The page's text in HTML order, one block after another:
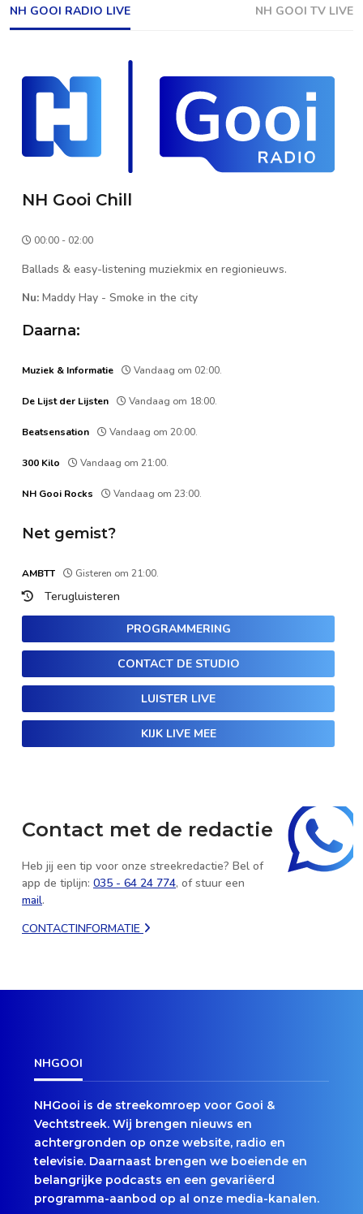
NH GOOI RADIO LIVE NH GOOI TV LIVE
NH Gooi Chill
00:00 - 02:00
Ballads & easy-listening muziekmix en regionieuws.
Nu: Maddy Hay - Smoke in the city
Daarna:
Muziek & Informatie Vandaag om 02:00.
De Lijst der Lijsten Vandaag om 18:00.
Beatsensation Vandaag om 20:00.
300 Kilo Vandaag om 21:00.
NH Gooi Rocks Vandaag om 23:00.
Net gemist?
AMBTT Gisteren om 21:00.
Terugluisteren
PROGRAMMERING
CONTACT DE STUDIO
LUISTER LIVE
KIJK LIVE MEE
Contact met de redactie
Heb jij een tip voor onze streekredactie? Bel of
app de tiplijn: 035 - 64 24 774, of stuur een
mail.
CONTACTINFORMATIE
NHGOOI
NHGooi is de streekomroep voor Gooi &
Vechtstreek. Wij brengen nieuws en
achtergronden op onze website, radio en
televisie. Daarnaast brengen we boeiende en
belangrijke podcasts en een gevariëerd
programma-aanbod op al onze media-kanalen.